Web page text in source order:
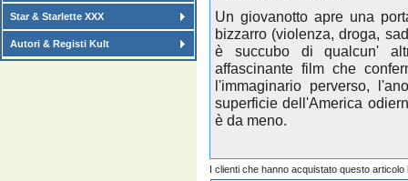
Star & Starlette XXX
Autori & Registi Kult
Un giovanotto apre una
bizzarro (violenza, droga,
è succubo di qualcun'
affascinante film che
l'immaginario perverso,
superficie dell'America
è da meno.
I clienti che hanno acquistato questo